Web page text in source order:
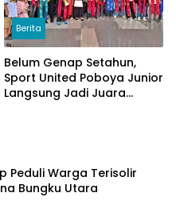
Berita
Belum Genap Setahun,
Sport United Poboya Junior
Langsung Jadi Juara
Peduli Warga Terisolir
Bungku Utara